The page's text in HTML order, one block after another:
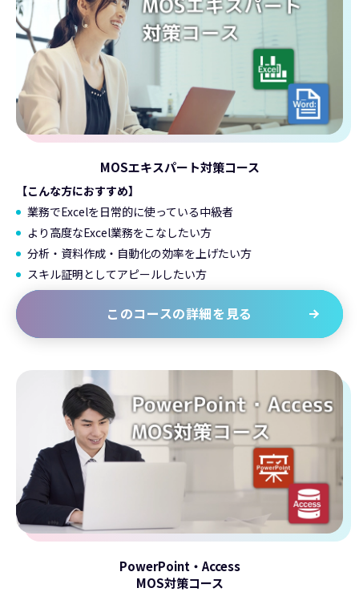
MOSエキスパート対策コース
【こんな方におすすめ】
業務でExcelを日常的に使っている中級者
より高度なExcel業務をこなしたい方
分析・資料作成・自動化の効率を上げたい方
スキル証明としてアピールしたい方
このコースの詳細を見る
PowerPoint・Access
MOS対策コース